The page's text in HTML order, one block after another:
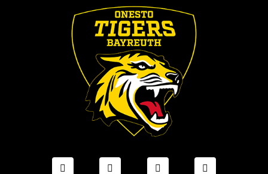
FACEBOOK ONESTO TIGERS BAYREUTH
INSTAGRAM ONESTO TIGERS
TIKTOK ONESTO